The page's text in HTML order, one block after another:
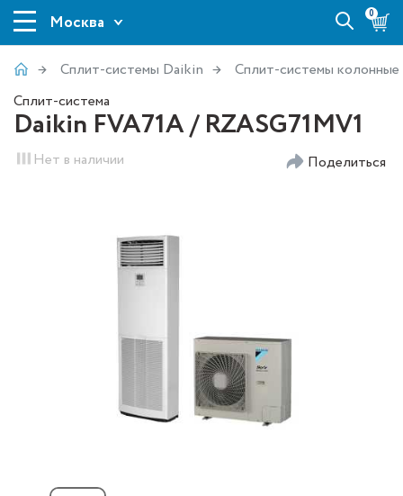
Москва 0
Сплит-системы Daikin
Сплит-системы колонные
Сплит-система
Daikin FVA71A / RZASG71MV1
Нет в наличии Поделиться